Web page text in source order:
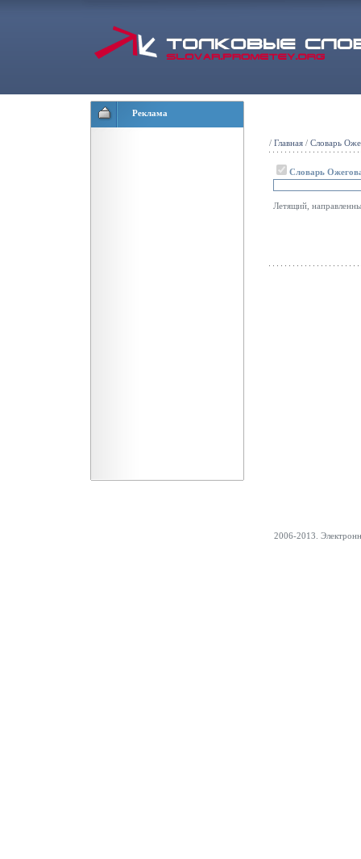
Реклама
/ Главная / Словарь
Словарь
Летящий,
2006-2013.